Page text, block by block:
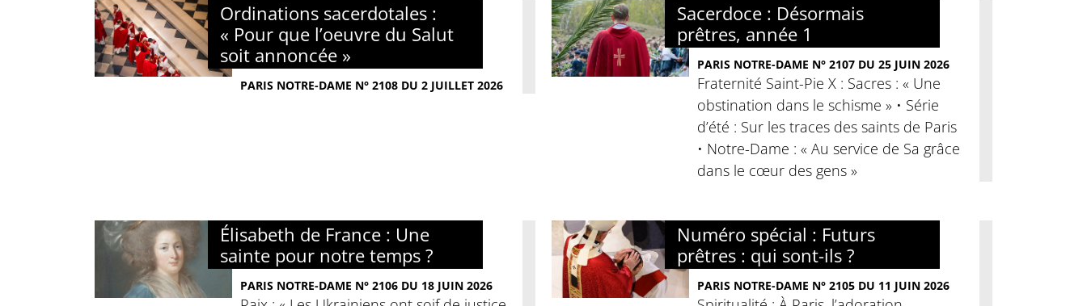
Ordinations sacerdotales :
« Pour que l’oeuvre du Salut
soit annoncée »
PARIS NOTRE-DAME N° 2108 DU 2 JUILLET 2026
Sacerdoce : Désormais
prêtres, année 1
PARIS NOTRE-DAME N° 2107 DU 25 JUIN 2026
Fraternité Saint-Pie X : Sacres : « Une
obstination dans le schisme » • Série
d’été : Sur les traces des saints de Paris
• Notre-Dame : « Au service de Sa grâce
dans le cœur des gens »
Élisabeth de France : Une
sainte pour notre temps ?
PARIS NOTRE-DAME N° 2106 DU 18 JUIN 2026
Numéro spécial : Futurs
prêtres : qui sont-ils ?
PARIS NOTRE-DAME N° 2105 DU 11 JUIN 2026